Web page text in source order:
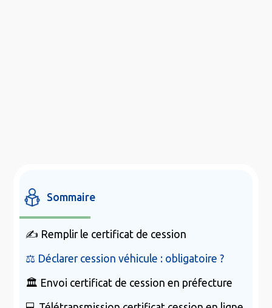
Sommaire
✍️ Remplir le certificat de cession
⚖️ Déclarer cession véhicule : obligatoire ?
🏛️ Envoi certificat de cession en préfecture